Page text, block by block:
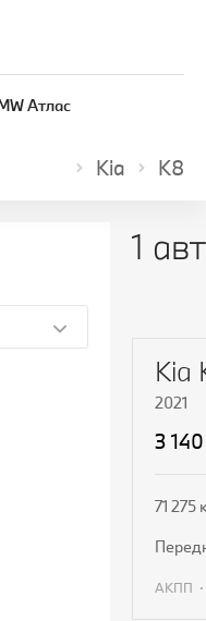
Атлас
Kia K8
1
Kia
2021
3
71 275
АКПП